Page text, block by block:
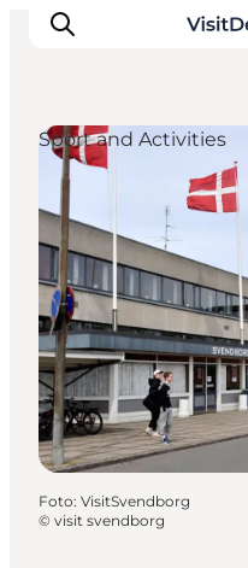
Inspiratie
Bestemmingen
Wat te doen
Accommodaties
Plan je reis
Sport and Activities
Foto: VisitSvendborg
© visit svendborg